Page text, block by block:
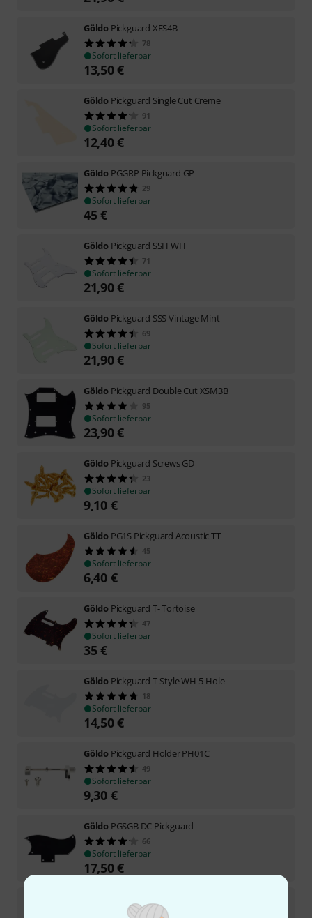
Göldo Pickguard XES4B
78
Sofort lieferbar
13,50€
Göldo Pickguard Single Cut Creme
91
Sofort lieferbar
12,40€
Göldo PGGRP Pickguard GP
29
Sofort lieferbar
45€
Göldo Pickguard SSH WH
71
Sofort lieferbar
21,90€
Göldo Pickguard SSS Vintage Mint
69
Sofort lieferbar
21,90€
Göldo Pickguard Double Cut XSM3B
95
Sofort lieferbar
23,90€
Göldo Pickguard Screws GD
23
Sofort lieferbar
9,10 €
Göldo PG1S Pickguard Acoustic TT
45
Sofort lieferbar
6,40 €
Göldo Pickguard T- Tortoise
47
Sofort lieferbar
35€
Göldo Pickguard T-Style WH 5-Hole
18
Sofort lieferbar
14,50€
Göldo Pickguard Holder PH01C
49
Sofort lieferbar
9,30 €
Göldo PGSGB DC Pickguard
66
Sofort lieferbar
17,50€